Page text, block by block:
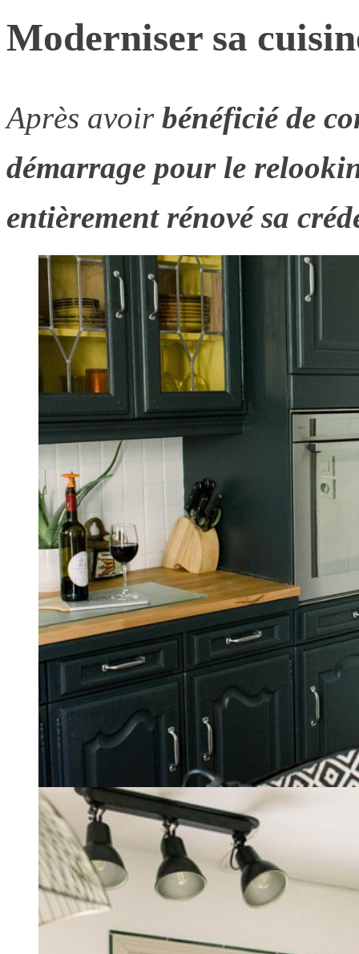
Moderniser sa
Après avoirbénéficié de
démarrage pour le
entièrement rénové sa